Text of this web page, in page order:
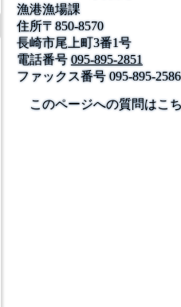
漁港漁場課
住所〒850-8570
長崎市尾上町3番1号
電話番号 095-895-2851
ファックス番号095-895-2586
このページへの質問はこ
公式SNS
このサイト
長崎県庁